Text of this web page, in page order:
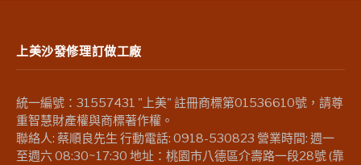
上美沙發修理訂做工廠
統一編號：31557431 "上美" 註冊商標第01536610號，請尊
重智慧財產權與商標著作權。
聯絡人: 蔡順良先生 行動電話: 0918-530823 營業時間: 週一
至週六 08:30~17:30 地址：桃園市八德區介壽路一段28號 (靠